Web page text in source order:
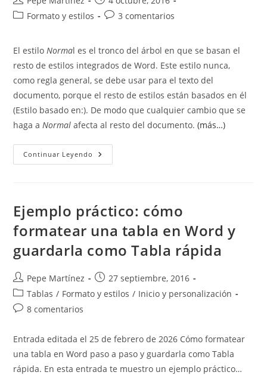
de
de
Categoría
entrada:
Formato y estilos
Comentarios
entrada:
3 comentarios
El estiloNormal es el tronco del árbol en que se basan el
resto de estilos integrados de Word. Este estilo nunca,
como regla general, se debe usar para el texto del
documento, porque el resto de estilos están basados en él
(Estilo basado en:). De modo que cualquier cambio que se
haga aNormal afecta al resto del documento.(más…)
Continuar Leyendo Estilo
Basado
Ejemplo práctico: cómo
formatear una tabla en Word y
guardarla como Tabla rápida
Autor
de
la
entrada:
Pepe Martínez
Publicación
de
la
27 septiembre, 2016
Categoría
de
Tablas / Formato y estilos / Inicio y personalización
Comentarios
la
entrada:
8 comentarios
Entrada editada el 25 de febrero de 2026 Cómo formatear
una tabla en Word paso a paso y guardarla como Tabla
rápida. En esta entrada te muestro un ejemplo práctico…